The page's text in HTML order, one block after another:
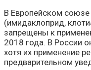
В Европейском
(имидаклоприд,
запрещены к
2018 года. В России
хотя их применение
предварительном